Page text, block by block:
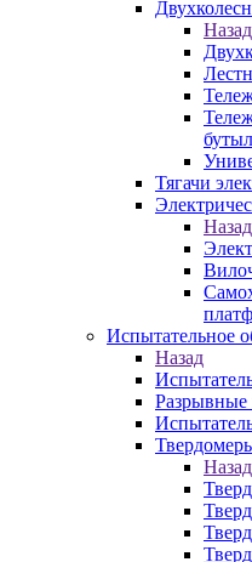
Назад
Тягачи
Назад
Испытательное
Назад
Назад